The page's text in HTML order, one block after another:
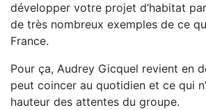
développer votre projet d’habitat
de très nombreux exemples de ce
France.
Pour ça, Audrey Gicquel revient en
peut coincer au quotidien et ce qui
hauteur des attentes du groupe.